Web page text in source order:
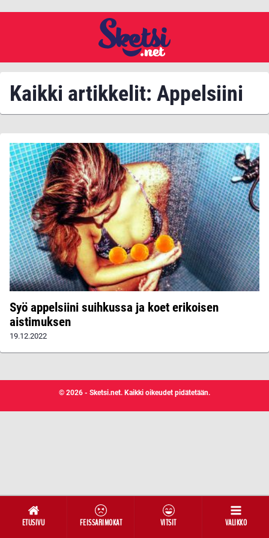
ETUSIVU FEISSARIMOKAT VITSIT VALIKKO
Kaikki artikkelit: Appelsiini
Syö appelsiini suihkussa ja koet erikoisen
aistimuksen
19.12.2022
© 2026 - Sketsi.net. Kaikki oikeudet pidätetään.